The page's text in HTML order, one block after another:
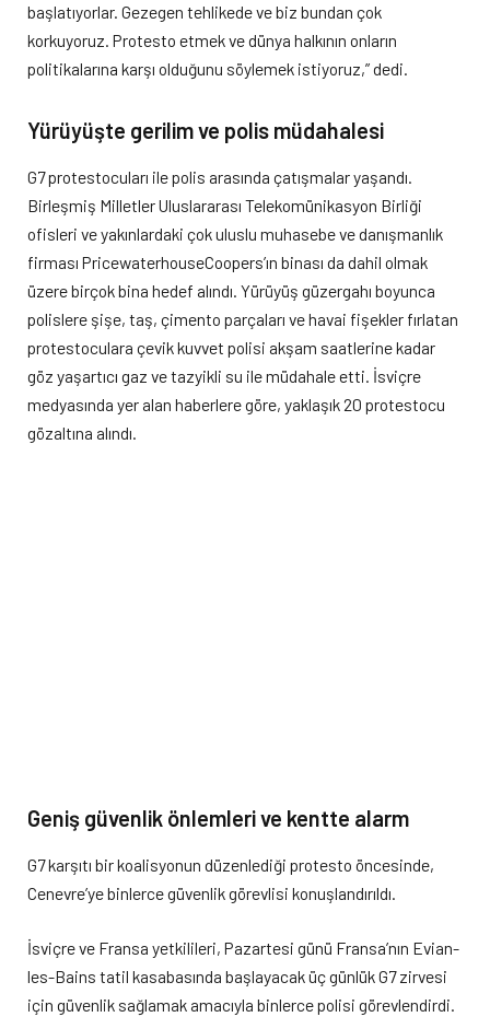
başlatıyorlar. Gezegen tehlikede ve biz bundan çok
korkuyoruz. Protesto etmek ve dünya halkının onların
politikalarına karşı olduğunu söylemek istiyoruz,” dedi.
Yürüyüşte gerilim ve polis müdahalesi
G7 protestocuları ile polis arasında çatışmalar yaşandı.
Birleşmiş Milletler Uluslararası Telekomünikasyon Birliği
ofisleri ve yakınlardaki çok uluslu muhasebe ve danışmanlık
firması PricewaterhouseCoopers’ın binası da dahil olmak
üzere birçok bina hedef alındı. Yürüyüş güzergahı boyunca
polislere şişe, taş, çimento parçaları ve havai fişekler fırlatan
protestoculara çevik kuvvet polisi akşam saatlerine kadar
göz yaşartıcı gaz ve tazyikli su ile müdahale etti. İsviçre
medyasında yer alan haberlere göre, yaklaşık 20 protestocu
gözaltına alındı.
Geniş güvenlik önlemleri ve kentte alarm
G7 karşıtı bir koalisyonun düzenlediği protesto öncesinde,
Cenevre’ye binlerce güvenlik görevlisi konuşlandırıldı.
İsviçre ve Fransa yetkilileri, Pazartesi günü Fransa’nın Evian-
les-Bains tatil kasabasında başlayacak üç günlük G7 zirvesi
için güvenlik sağlamak amacıyla binlerce polisi görevlendirdi.